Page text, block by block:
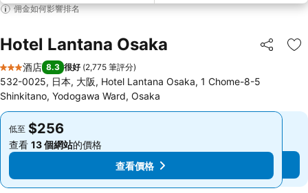
佣金如何影響排名
Hotel Lantana Osaka 分享
放
3 星級
酒店 8.3 很好 (2,775 筆評分)
532-0025, 日本, 大阪, Hotel Lantana Osaka, 1 Chome-8-5
Shinkitano, Yodogawa Ward, Osaka
低至 $256
查看 13 個網站的價格
查看價格
低至 $256
查看 13 個網站的價格
查看價格